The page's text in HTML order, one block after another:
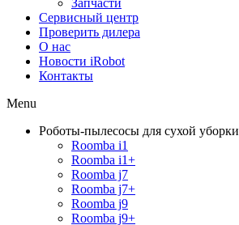
Запчасти
Сервисный центр
Проверить дилера
О нас
Новости iRobot
Контакты
Menu
Роботы-пылесосы для сухой уборки
Roomba i1
Roomba i1+
Roomba j7
Roomba j7+
Roomba j9
Roomba j9+